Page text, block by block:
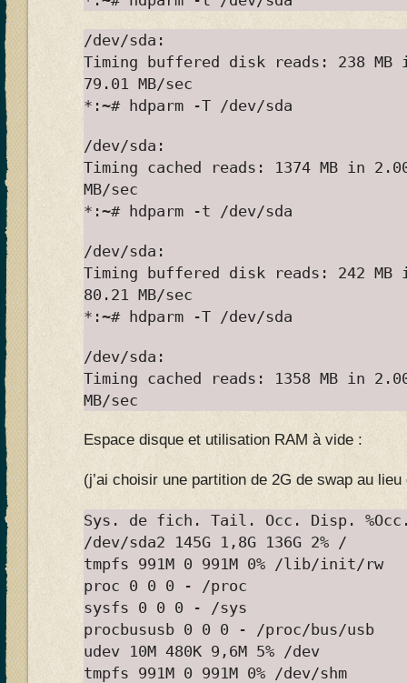
/dev/sda:
Timing buffered disk reads: 238 MB
79.01 MB/sec
*:~# hdparm -T /dev/sda
/dev/sda:
Timing cached reads: 1374 MB in
MB/sec
*:~# hdparm -t /dev/sda
/dev/sda:
Timing buffered disk reads: 242 MB
80.21 MB/sec
*:~# hdparm -T /dev/sda
/dev/sda:
Timing cached reads: 1358 MB in
MB/sec
Espace disque et utilisation RAM à vide :
(j’ai choisir une partition de 2G de swap au
Sys. de fich. Tail. Occ. Disp.
/dev/sda2 145G 1,8G 136G 2% /
tmpfs 991M 0 991M 0% /lib/init/rw
proc 0 0 0 - /proc
sysfs 0 0 0 - /sys
procbususb 0 0 0 - /proc/bus/usb
udev 10M 480K 9,6M 5% /dev
tmpfs 991M 0 991M 0% /dev/shm